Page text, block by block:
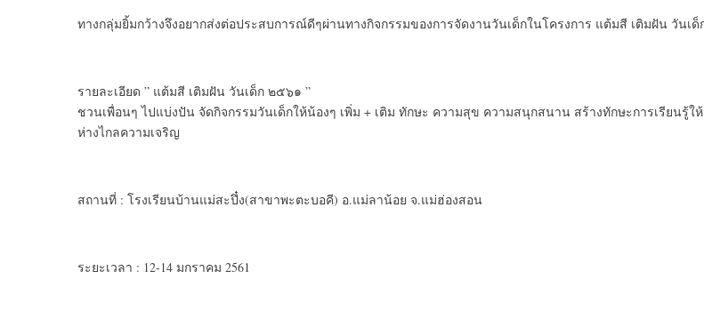
ทางกลุ่มยิ้มกว้างจึงอยากส่งต่อประสบการณ์ดีๆผ่านทางกิจกรรมของการจัดงานวันเด็กในโครงการ แต้มสี เติมฝัน วันเ
รายละเอียด ” แต้มสี เติมฝัน วันเด็ก ๒๕๖๑ ”
ชวนเพื่อนๆ ไปแบ่งปัน จัดกิจกรรมวันเด็กให้น้องๆ เพิ่ม + เติม ทักษะ ความสุข ความสนุกสนาน สร้างทักษะการเรียนรู้ใ
ห่างไกลความเจริญ
สถานที่ : โรงเรียนบ้านแม่สะปึ๋ง(สาขาพะตะบอคี) อ.แม่ลาน้อย จ.แม่ฮ่องสอน
ระยะเวลา : 12-14 มกราคม 2561